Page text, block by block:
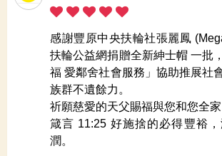
感謝豐原中央扶輪社張麗鳳
扶輪公益網捐贈全新紳士帽 一批
福 愛鄰舍社會服務」協助推展社
族群不遺餘力。
祈願慈愛的天父賜福與您和您全家
箴言 11:25 好施捨的必得豐裕
潤。